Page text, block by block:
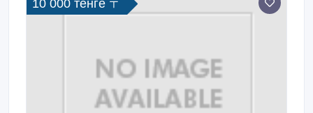
10 000 тенге 〒